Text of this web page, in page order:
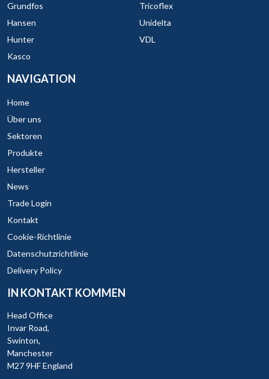
Grundfos
Hansen
Hunter
Kasco
Tricoflex
Unidelta
VDL
NAVIGATION
Home
Über uns
Sektoren
Produkte
Hersteller
News
Trade Login
Kontakt
Cookie-Richtlinie
Datenschutzrichtlinie
Delivery Policy
IN KONTAKT KOMMEN
Head Office
Invar Road,
Swinton,
Manchester
M27 9HF England